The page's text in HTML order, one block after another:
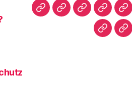
Startseite
WarumBibliografie
Vita
|